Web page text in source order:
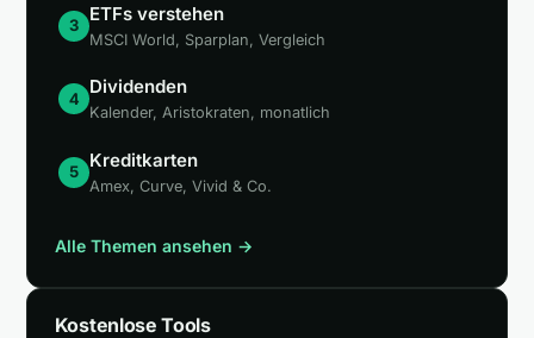
3
ETFs verstehen
MSCI World, Sparplan, Vergleich
4
Dividenden
Kalender, Aristokraten, monatlich
5
Kreditkarten
Amex, Curve, Vivid & Co.
Alle Themen ansehen →
Kostenlose Tools